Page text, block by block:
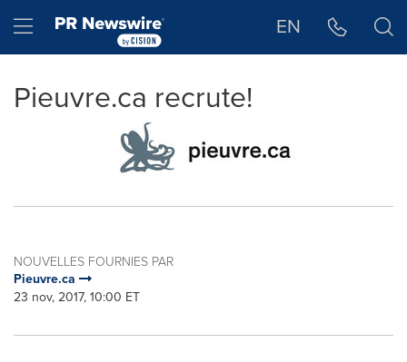
Hamburger menu EN
Pieuvre.ca recrute!
NOUVELLES FOURNIES PAR
Pieuvre.ca
23 nov, 2017, 10:00 ET